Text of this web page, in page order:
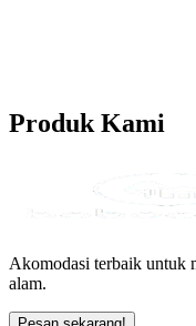
Produk Kami
Akomodasi terbaik untuk
alam.